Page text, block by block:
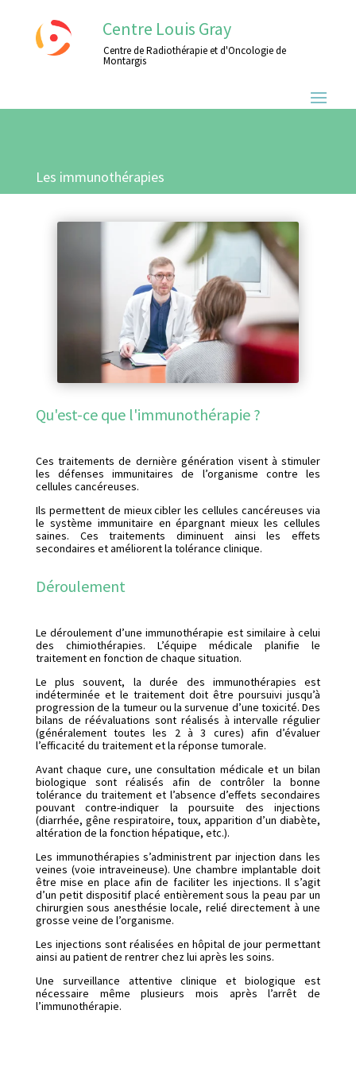
Centre Louis Gray
Centre de Radiothérapie et d'Oncologie de
Montargis
Les immunothérapies
Qu'est-ce que l'immunothérapie ?
Ces traitements de dernière génération visent à stimuler
les défenses immunitaires de l’organisme contre les
cellules cancéreuses.
Ils permettent de mieux cibler les cellules cancéreuses via
le système immunitaire en épargnant mieux les cellules
saines. Ces traitements diminuent ainsi les effets
secondaires et améliorent la tolérance clinique.
Déroulement
Le déroulement d’une immunothérapie est similaire à celui
des chimiothérapies. L’équipe médicale planifie le
traitement en fonction de chaque situation.
Le plus souvent, la durée des immunothérapies est
indéterminée et le traitement doit être poursuivi jusqu’à
progression de la tumeur ou la survenue d’une toxicité. Des
bilans de réévaluations sont réalisés à intervalle régulier
(généralement toutes les 2 à 3 cures) afin d’évaluer
l’efficacité du traitement et la réponse tumorale.
Avant chaque cure, une consultation médicale et un bilan
biologique sont réalisés afin de contrôler la bonne
tolérance du traitement et l’absence d’effets secondaires
pouvant contre-indiquer la poursuite des injections
(diarrhée, gêne respiratoire, toux, apparition d’un diabète,
altération de la fonction hépatique, etc.).
Les immunothérapies s’administrent par injection dans les
veines (voie intraveineuse). Une chambre implantable doit
être mise en place afin de faciliter les injections. Il s’agit
d’un petit dispositif placé entièrement sous la peau par un
chirurgien sous anesthésie locale, relié directement à une
grosse veine de l’organisme.
Les injections sont réalisées en hôpital de jour permettant
ainsi au patient de rentrer chez lui après les soins.
Une surveillance attentive clinique et biologique est
nécessaire même plusieurs mois après l’arrêt de
l’immunothérapie.